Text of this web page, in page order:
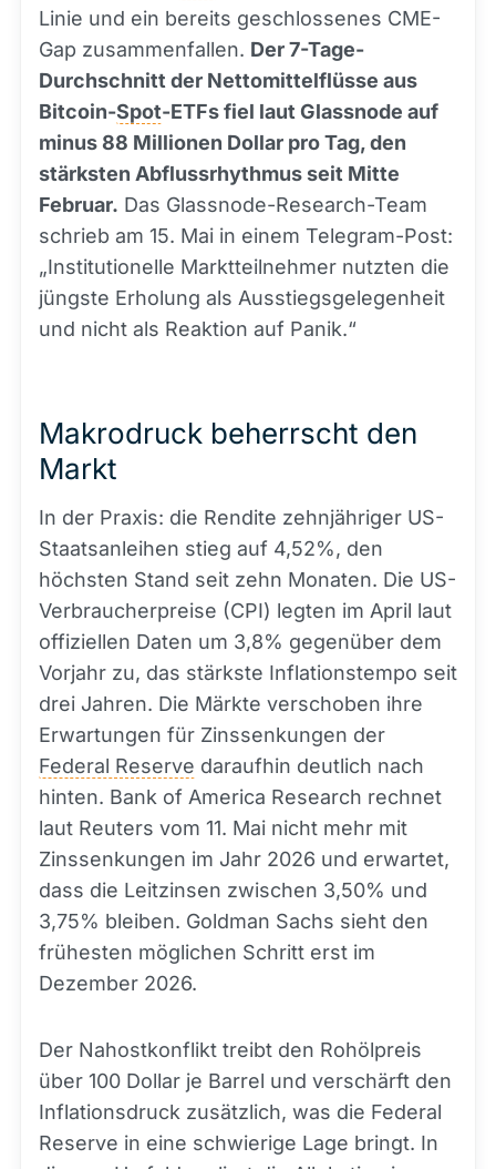
Linie und ein bereits geschlossenes CME-
Gap zusammenfallen. Der 7-Tage-
Durchschnitt der Nettomittelflüsse aus
Bitcoin-Spot-ETFs fiel laut Glassnode auf
minus 88 Millionen Dollar pro Tag, den
stärksten Abflussrhythmus seit Mitte
Februar. Das Glassnode-Research-Team
schrieb am 15. Mai in einem Telegram-Post:
„Institutionelle Marktteilnehmer nutzten die
jüngste Erholung als Ausstiegsgelegenheit
und nicht als Reaktion auf Panik.“
Makrodruck beherrscht den
Markt
In der Praxis: die Rendite zehnjähriger US-
Staatsanleihen stieg auf 4,52%, den
höchsten Stand seit zehn Monaten. Die US-
Verbraucherpreise (CPI) legten im April laut
offiziellen Daten um 3,8% gegenüber dem
Vorjahr zu, das stärkste Inflationstempo seit
drei Jahren. Die Märkte verschoben ihre
Erwartungen für Zinssenkungen der
Federal Reserve daraufhin deutlich nach
hinten. Bank of America Research rechnet
laut Reuters vom 11. Mai nicht mehr mit
Zinssenkungen im Jahr 2026 und erwartet,
dass die Leitzinsen zwischen 3,50% und
3,75% bleiben. Goldman Sachs sieht den
frühesten möglichen Schritt erst im
Dezember 2026.
Der Nahostkonflikt treibt den Rohölpreis
über 100 Dollar je Barrel und verschärft den
Inflationsdruck zusätzlich, was die Federal
Reserve in eine schwierige Lage bringt. In